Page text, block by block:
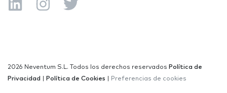
2026 Neventum S.L. Todos los derechos reservados Política de
Privacidad
Política de Cookies Preferencias de cookies